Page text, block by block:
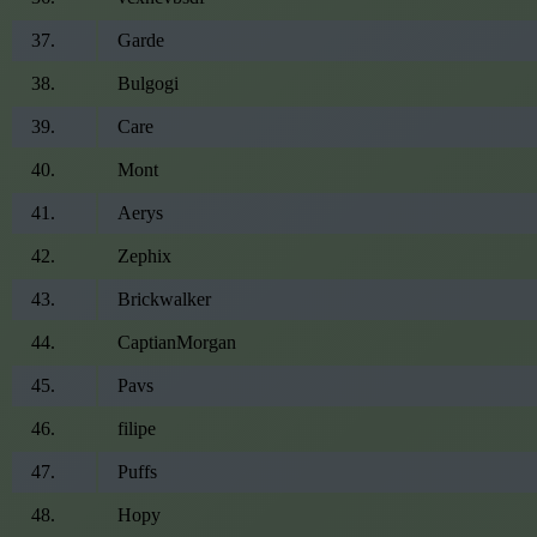
37. Garde
38. Bulgogi
39. Care
40. Mont
41 . Aerys
42. Zephix
43. Brickwalker
44. CaptianMorgan
45. Pavs
46. filipe
47. Puffs
48. Hopy